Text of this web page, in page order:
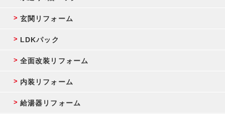
玄関リフォーム
LDKパック
全面改装リフォーム
内装リフォーム
給湯器リフォーム